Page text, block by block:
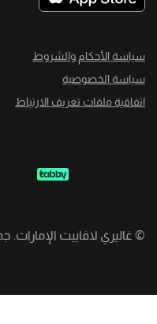
سياسة الأحكام والشروط
سياسة الخصوصية
اتفاقية ملفات تعريف الارتباط
© غاليري لافاييت